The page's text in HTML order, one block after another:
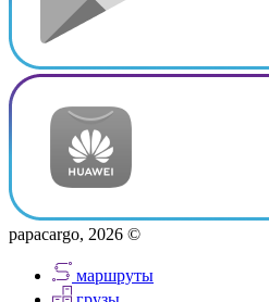
papacargo, 2026 ©
маршруты